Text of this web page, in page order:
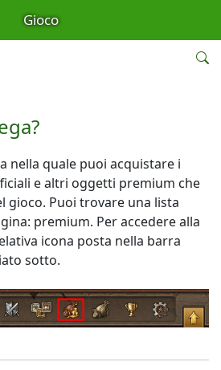
Gioco
nella quale puoi acquistare i
e altri oggetti premium che
gioco. Puoi trovare una lista
premium. Per accedere alla
icona posta nella barra
sotto.